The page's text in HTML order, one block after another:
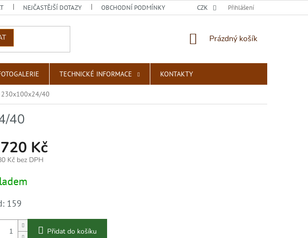
NEJČASTĚJŠÍ DOTAZY OBCHODNÍ PODMÍNKY PODMÍNKY OCHRANY OSOBNÍCH ÚDAJŮ
CZK Přihlášení
NÁKUPNÍ
Prázdný košík
TECHNICKÉ INFORMACE KONTAKTY
230x100x24/40
40
Kč
Kč bez DPH
159
Přidat do košíku